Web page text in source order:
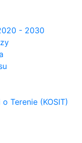
- 2030
Terenie (KOSIT)